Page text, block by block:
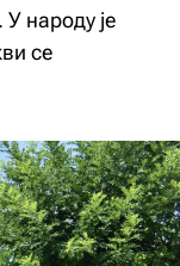
народу је
се